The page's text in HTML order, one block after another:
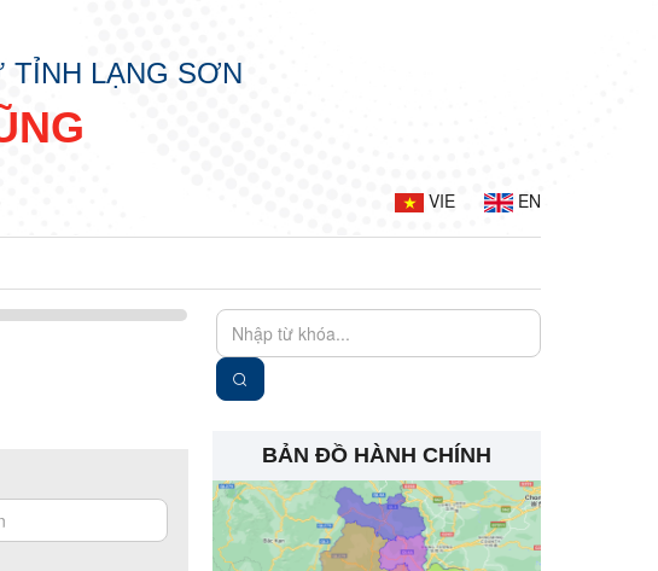
TỈNH LẠNG SƠN
VIE EN
BẢN ĐỒ HÀNH CHÍNH